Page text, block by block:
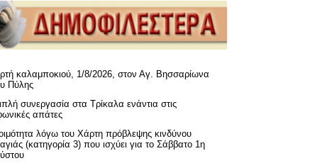
καλαμποκιού, 1/8/2026, στον Αγ. Βησσαρίωνα
Πύλης
συνεργασία στα Τρίκαλα ενάντια στις
απάτες
λόγω του Χάρτη πρόβλεψης κινδύνου
(κατηγορία 3) που ισχύει για το Σάββατο 1η